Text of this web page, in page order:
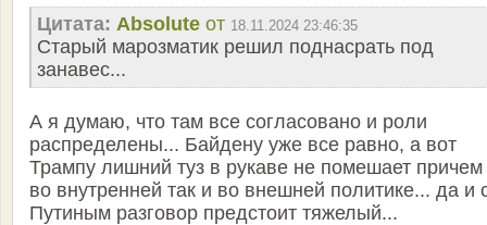
Цитата: Absolute от 18.11.2024 23:46:35
Старый марозматик решил поднасрать под
занавес...
А я думаю, что там все согласовано и роли
распределены... Байдену уже все равно, а вот
Трампу лишний туз в рукаве не помешает причем
во внутренней так и во внешней политике... да и
Путиным разговор предстоит тяжелый...